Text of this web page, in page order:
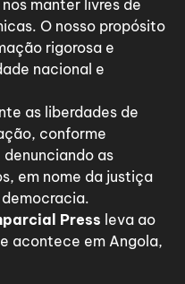
manter livres de
O nosso propósito
rigorosa e
nacional e
as liberdades de
conforme
as
em nome da justiça
Press leva ao
acontece em Angola,